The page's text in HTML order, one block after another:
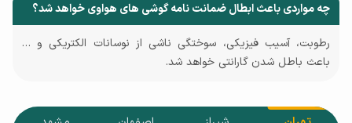
چه مواردی باعث ابطال ضمانت نامه گوشی های هواوی خواهد شد؟
رطوبت، آسیب فیزیکی، سوختگی ناشی از نوسانات الکتریکی و …
باعث باطل شدن گارانتی خواهد شد.